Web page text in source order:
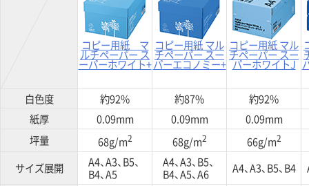
コピー用紙 マ
ルチペーパー ス
ーパーホワイト+
コピー用紙 マル
チペーパー スー
パーエコノミー+
コピー用紙 マル
チペーパー スー
パーホワイトJ
白色度 約92% 約87%
約92%
紙厚
0.09mm 0.09mm
0.09mm
坪量
68g/m2 68g/m2 66g/m2
サイズ展開
A4、A3、B5、
B4、A5
A4、A3、B5、
B4、A5、A6
A4、A3、B5、B4